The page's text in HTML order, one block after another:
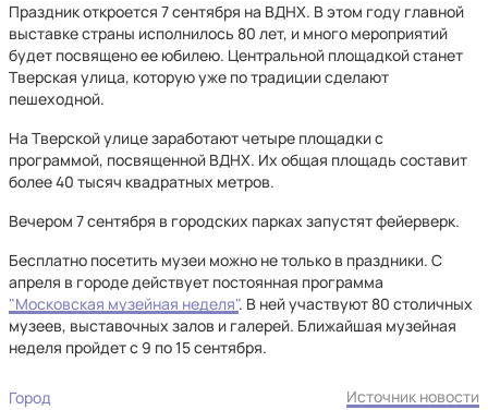
Праздник откроется 7 сентября на ВДНХ. В этом году главной
выставке страны исполнилось 80 лет, и много мероприятий
будет посвящено ее юбилею. Центральной площадкой станет
Тверская улица, которую уже по традиции сделают
пешеходной.
На Тверской улице заработают четыре площадки с
программой, посвященной ВДНХ. Их общая площадь составит
более 40 тысяч квадратных метров.
Вечером 7 сентября в городских парках запустят фейерверк.
Бесплатно посетить музеи можно не только в праздники. С
апреля в городе действует постоянная программа
"Московская музейная неделя". В ней участвуют 80 столичных
музеев, выставочных залов и галерей. Ближайшая музейная
неделя пройдет с 9 по 15 сентября.
Город Источник новости